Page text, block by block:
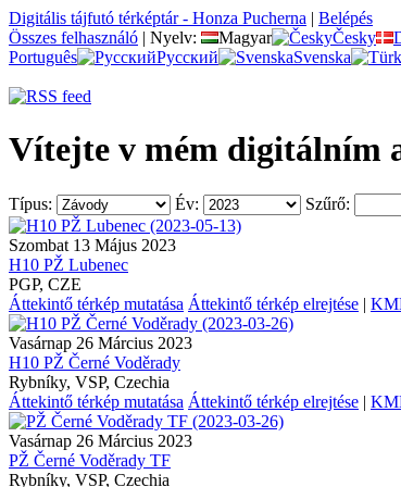
Digitális tájfutó térképtár - Honza Pucherna | Belépés
Összes felhasználó | Nyelv: Magyar Česky
Português
Русский Svenska
Vítejte v mém digitálním
Típus: Év: Szűrő:
Szombat 13 Május 2023
H10 PŽ Lubenec
PGP, CZE
Áttekintő térkép mutatása Áttekintő térkép elrejtése |
Vasárnap 26 Március 2023
H10 PŽ Černé Voděrady
Rybníky, VSP, Czechia
Áttekintő térkép mutatása Áttekintő térkép elrejtése |
Vasárnap 26 Március 2023
PŽ Černé Voděrady TF
Rybníky, VSP, Czechia